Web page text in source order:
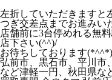
左折していただきますと
つぎ交差点までお進みい
店舗前に3台停めれる無
店下さい(^^)/
お待ちしております(*^^*)
弘前市、黒石市、平川市
など津軽一円、秋田県な